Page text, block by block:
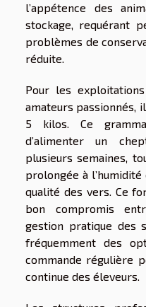
l’appétence des
stockage, requérant
problèmes de
réduite.
Pour les
amateurs passionnés,
5 kilos. Ce
d’alimenter un
plusieurs semaines,
prolongée à
qualité des vers. Ce
bon compromis
gestion pratique des
fréquemment des
commande régulière
continue des éleveurs.